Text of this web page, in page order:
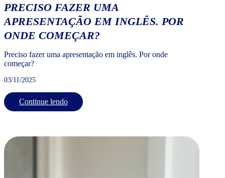
PRECISO FAZER UMA
APRESENTAÇÃO EM INGLÊS. POR
ONDE COMEÇAR?
Preciso fazer uma apresentação em inglês. Por onde
começar?
03/11/2025
Continue lendo